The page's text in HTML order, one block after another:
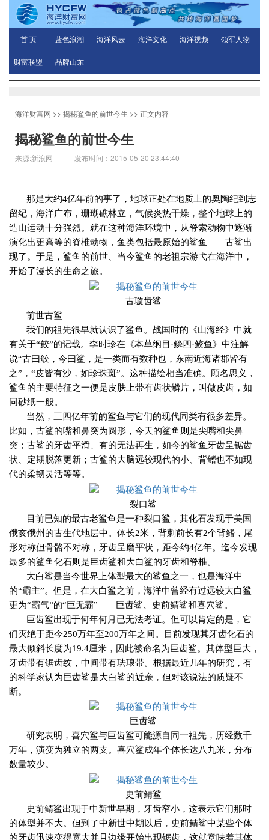
首 页 蓝色浪潮 海洋风云 海洋文化 海洋视频 领军人物
财富联盟 品牌山东
海洋财富网 >> 揭秘鲨鱼的前世今生 >> 正文内容
揭秘鲨鱼的前世今生
来源:新浪网 发布时间：2015-05-20 23:44:40
那是大约4亿年前的事了，地球正处在地质上的奥陶纪到志
留纪，海洋广布，珊瑚礁林立，气候炎热干燥，整个地球上的
造山运动十分强烈。就在这种海洋环境中，从脊索动物中逐渐
演化出更高等的脊椎动物，鱼类包括最原始的鲨鱼——古鲨出
现了。于是，鲨鱼的前世、当今鲨鱼的老祖宗游弋在海洋中，
开始了漫长的生命之旅。
古璇齿鲨
前世古鲨
我们的祖先很早就认识了鲨鱼。战国时的《山海经》中就
有关于“鲛”的记载。李时珍在《本草纲目·鳞四·鲛鱼》中注解
说“古曰鲛，今曰鲨，是一类而有数种也，东南近海诸郡皆有
之”，“皮皆有沙，如珍珠斑”。这种描绘相当准确。顾名思义，
鲨鱼的主要特征之一便是皮肤上带有齿状鳞片，叫做皮齿，如
同砂纸一般。
当然，三四亿年前的鲨鱼与它们的现代同类有很多差异。
比如，古鲨的嘴和鼻突为圆形，今天的鲨鱼则是尖嘴和尖鼻
突；古鲨的牙齿平滑、有的无法再生，如今的鲨鱼牙齿呈锯齿
状、定期脱落更新；古鲨的大脑远较现代的小、背鳍也不如现
代的柔韧灵活等等。
裂口鲨
目前已知的最古老鲨鱼是一种裂口鲨，其化石发现于美国
俄亥俄州的古生代地层中。体长2米，背刺前长有2个背鳍，尾
形对称但骨骼不对称，牙齿呈磨平状，距今约4亿年。迄今发现
最多的鲨鱼化石则是巨齿鲨和大白鲨的牙齿和脊椎。
大白鲨是当今世界上体型最大的鲨鱼之一，也是海洋中
的“霸主”。但是，在大白鲨之前，海洋中曾经有过远较大白鲨
更为“霸气”的“巨无霸”——巨齿鲨、史前鲭鲨和喜穴鲨。
巨齿鲨出现于何年何月已无法考证。但可以肯定的是，它
们灭绝于距今250万年至200万年之间。目前发现其牙齿化石的
最大倾斜长度为19.4厘米，因此被命名为巨齿鲨。其体型巨大，
牙齿带有锯齿纹，中间带有珐琅带。根据最近几年的研究，有
的科学家认为巨齿鲨是大白鲨的近亲，但对该说法的质疑不
断。
巨齿鲨
研究表明，喜穴鲨与巨齿鲨可能源自同一祖先，历经数千
万年，演变为独立的两支。喜穴鲨成年个体长达八九米，分布
数量较少。
史前鲭鲨
史前鲭鲨出现于中新世早期，牙齿窄小，这表示它们那时
的体型并不大。但到了中新世中期以后，史前鲭鲨中某些个体
的牙齿迅速变得宽大并且边缘开始出现锯齿，这就意味着其体